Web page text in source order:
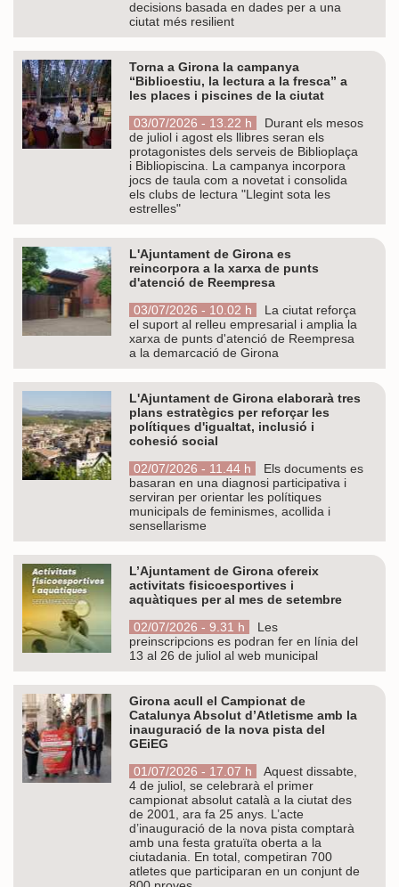
decisions basada en dades per a una
ciutat més resilient
Torna a Girona la campanya
“Biblioestiu, la lectura a la fresca” a
les places i piscines de la ciutat
03/07/2026 - 13.22 h
Durant els mesos
de juliol i agost els llibres seran els
protagonistes dels serveis de Biblioplaça
i Bibliopiscina. La campanya incorpora
jocs de taula com a novetat i consolida
els clubs de lectura "Llegint sota les
estrelles"
L'Ajuntament de Girona es
reincorpora a la xarxa de punts
d'atenció de Reempresa
03/07/2026 - 10.02 h
La ciutat reforça
el suport al relleu empresarial i amplia la
xarxa de punts d'atenció de Reempresa
a la demarcació de Girona
L'Ajuntament de Girona elaborarà tres
plans estratègics per reforçar les
polítiques d'igualtat, inclusió i
cohesió social
02/07/2026 - 11.44 h
Els documents es
basaran en una diagnosi participativa i
serviran per orientar les polítiques
municipals de feminismes, acollida i
sensellarisme
L’Ajuntament de Girona ofereix
activitats fisicoesportives i
aquàtiques per al mes de setembre
02/07/2026 - 9.31 h
Les
preinscripcions es podran fer en línia del
13 al 26 de juliol al web municipal
Girona acull el Campionat de
Catalunya Absolut d’Atletisme amb la
inauguració de la nova pista del
GEiEG
01/07/2026 - 17.07 h
Aquest dissabte,
4 de juliol, se celebrarà el primer
campionat absolut català a la ciutat des
de 2001, ara fa 25 anys. L’acte
d’inauguració de la nova pista comptarà
amb una festa gratuïta oberta a la
ciutadania. En total, competiran 700
atletes que participaran en un conjunt de